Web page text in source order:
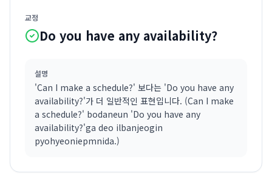
교정
Do you have any availability?
설명
'Can I make a schedule?' 보다는 'Do you have any
availability?'가 더 일반적인 표현입니다. (Can I make
a schedule?' bodaneun 'Do you have any
availability?'ga deo ilbanjeogin
pyohyeoniepmnida.)